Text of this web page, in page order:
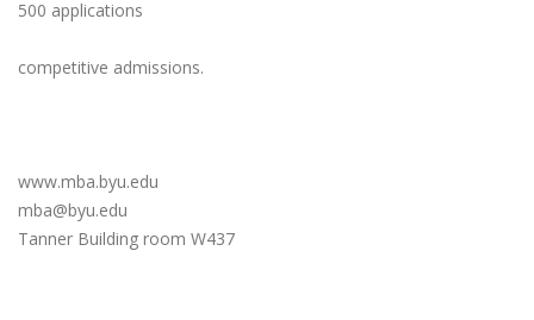
500 applications
competitive admissions.
www.mba.byu.edu
mba@byu.edu
Tanner Building room W437